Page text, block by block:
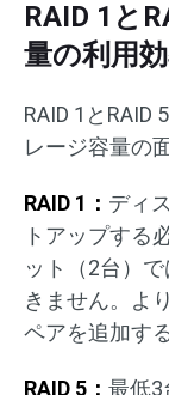
RAID 1と
量の利用
RAID 1とRAID
レージ容量の
RAID 1： ディ
トアップする
ット（2台）
きません。よ
ペアを追加す
RAID 5： 最低3